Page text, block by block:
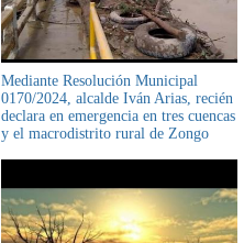
Mediante Resolución Municipal
0170/2024, alcalde Iván Arias, recién
declara en emergencia en tres cuencas
y el macrodistrito rural de Zongo